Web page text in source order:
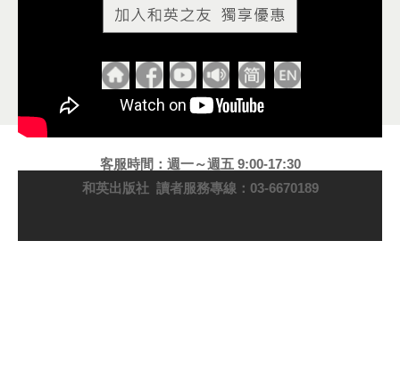
客服時間：週一～週五 9:00-17:30
和英出版社 讀者服務專線：03-6670189